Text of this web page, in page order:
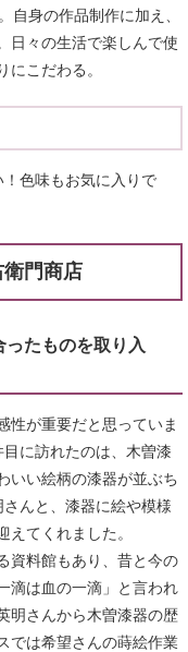
自身の作品制作に加え、
日々の生活で楽しんで使
にこだわる。
色味もお気に入りで
門商店
たものを取り入
が重要だと思っていま
に訪れたのは、木曽漆
いい絵柄の漆器が並ぶち
んと、漆器に絵や模様
てくれました。
資料館もあり、昔と今の
滴は血の一滴」と言われ
明さんから木曽漆器の歴
では希望さんの蒔絵作業